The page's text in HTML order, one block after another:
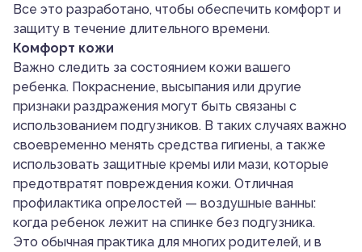
Все это разработано, чтобы обеспечить комфорт и
защиту в течение длительного времени.
Комфорт кожи
Важно следить за состоянием кожи вашего
ребенка. Покраснение, высыпания или другие
признаки раздражения могут быть связаны с
использованием подгузников. В таких случаях важно
своевременно менять средства гигиены, а также
использовать защитные кремы или мази, которые
предотвратят повреждения кожи. Отличная
профилактика опрелостей — воздушные ванны:
когда ребенок лежит на спинке без подгузника.
Это обычная практика для многих родителей, и в